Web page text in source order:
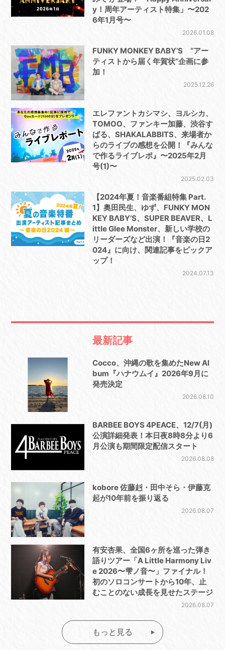
y！周年アーティスト特集」〜202
6年1月号〜
2026.01.08
FUNKY MONKEY BΛBY’S “アー
ティストから届く年賀状”企画に参
加！
2025.12.26
エレファントカシマシ、ヨルシカ、
TOMOO、ファンキー加藤、渋谷す
ばる、SHAKALABBITS、来場者か
らのライブの感想を公開！『みんな
で作るライブレポ』〜2025年2月
号(1)〜
2025.02.03
【2024年夏！音楽番組特集 Part.
1】奥田民生、ゆず、FUNKY MON
KEY BΛBY’S、SUPER BEAVER、L
ittle Glee Monster、新しい学校の
リーダーズなど出演！『音楽の日2
024』に向け、関連記事をピックア
ップ！
2024.07.13
最新記事
Cocco、沖縄の歌を集めたNew Al
bum『ハナウムイ』2026年9月に
発売決定
2026.08.10
BARBEE BOYS 4PEACE、12/7(月)
公演詳細発表！本日夜8時8分より6
月公演も期間限定配信スタート
2026.08.08
kobore 佐藤赳・田中そら・伊藤克
起が10年前を振り返る
2026.08.07
有安杏果、全国6ヶ所を巡った弾き
語りツアー「A Little Harmony Liv
e 2026〜雫ノ音〜」ファイナル！
初のソロコンサートから10年、止
むことのない成長を見せたステージ
2026.08.07
もっと見る